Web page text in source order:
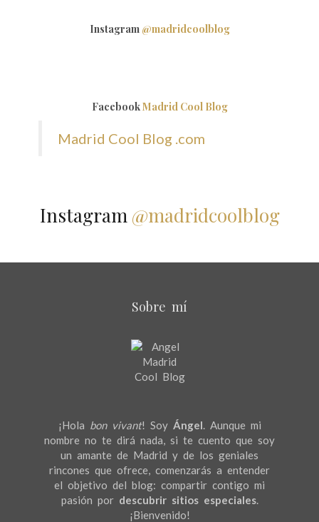
Instagram @madridcoolblog
FacebookMadrid Cool Blog
Madrid Cool Blog .com
Instagram @madridcoolblog
Sobre mí
¡Hola bon vivant! Soy Ángel. Aunque mi
nombre no te dirá nada, si te cuento que soy
un amante de Madrid y de los geniales
rincones que ofrece, comenzarás a entender
el objetivo del blog: compartir contigo mi
pasión por descubrir sitios especiales.
¡Bienvenido!